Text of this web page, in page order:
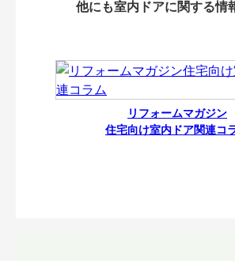
他にも室内ドアに関する情
リフォームマガジン
住宅向け室内ドア関連コ